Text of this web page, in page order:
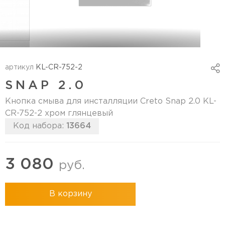
артикул KL-CR-752-2
SNAP 2.0
Кнопка смыва для инсталляции Creto Snap 2.0 KL-
CR-752-2 хром глянцевый
Код набора: 13664
3 080 руб.
В корзину